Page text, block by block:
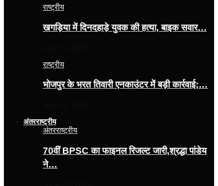
राष्ट्रीय
खगड़िया में दिनदहाड़े युवक की हत्या, बाइक सवार…
राष्ट्रीय
भोजपुर के भरत तिवारी एनकाउंटर में बड़ी कार्रवाई;…
अंतरराष्ट्रीय
अंतरराष्ट्रीय
70वीं BPSC का फाइनल रिजल्ट जारी,श्रद्धा पांडेय
ने…